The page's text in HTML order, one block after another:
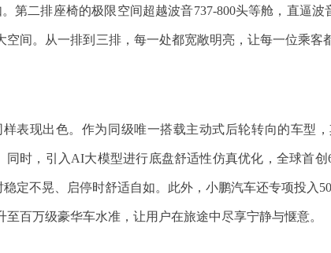
第二排座椅的极限空间超越波音737-800头等舱，直逼波
空间。从一排到三排，每一处都宽敞明亮，让每一位乘客
表现出色。作为同级唯一搭载主动式后轮转向的车型
同时，引入AI大模型进行底盘舒适性仿真优化，全球首
定不晃、启停时舒适自如。此外，小鹏汽车还专项投入
百万级豪华车水准，让用户在旅途中尽享宁静与惬意。